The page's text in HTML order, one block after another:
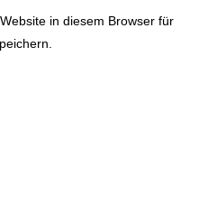
in diesem Browser für